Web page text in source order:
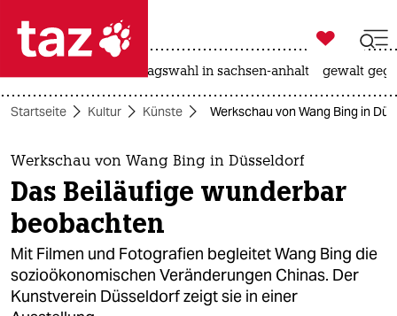
 taz zahl ich
taz zahl ich
themen
politik
öko
gesellschaft

taz zahl ich
landtagswahl in sachsen-anhalt gewalt
Startseite Kultur Künste Werkschau von Wang Bing in
Werkschau von Wang Bing in Düsseldorf
Das Beiläufige wunderbar
beobachten
Mit Filmen und Fotografien begleitet Wang Bing die
sozioökonomischen Veränderungen Chinas. Der
Kunstverein Düsseldorf zeigt sie in einer